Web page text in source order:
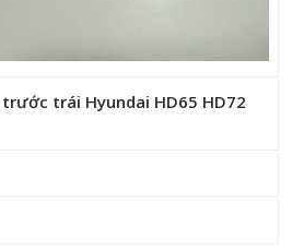
trái Hyundai HD65 HD72